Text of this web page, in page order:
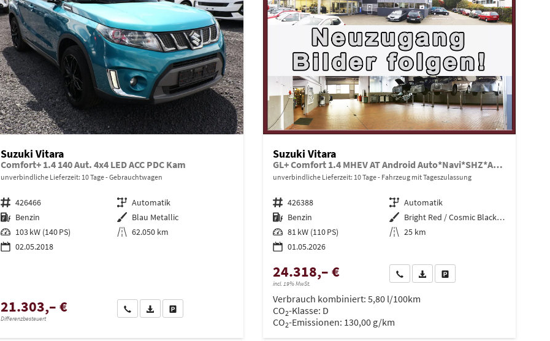
Suzuki Vitara
Comfort+ 1.4 140 Aut. 4x4 LED ACC PDC Kam
unverbindliche Lieferzeit: 10 Tage Gebrauchtwagen
Fahrzeugnr. 426466 Getriebe Automatik
Kraftstoff Benzin Außenfarbe Blau Metallic
Leistung 103 kW (140 PS) Kilometerstand 62.050 km
02.05.2018
21.303,– €
Differenzbesteuert
Wir rufen Sie anPDF-Datei, Fahrzeugexposé drucken
Drucken, parken oder vergleichen
Suzuki Vitara
GL+ Comfort 1.4 MHEV AT Android Auto*Navi*SHZ*ACC*Kamera*Klimauto*LED*PrivacyGlas
unverbindliche Lieferzeit: 10 Tage Fahrzeug mit Tageszulassung
Fahrzeugnr. 426388 Getriebe Automatik
Kraftstoff Benzin Außenfarbe
Bright Red / Cosmic Black Pearl Metallic
Leistung 81 kW (110 PS) Kilometerstand 25 km
01.05.2026
24.318,– €
incl. 19% MwSt.
Wir rufen Sie anPDF-Datei, Fahrzeugexposé drucken
Drucken, parken oder
Verbrauch kombiniert: 5,80 l/100km
CO2-Klasse: D
CO2-Emissionen: 130,00 g/km